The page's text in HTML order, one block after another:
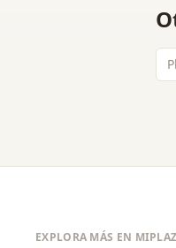
EXPLORA MÁS EN